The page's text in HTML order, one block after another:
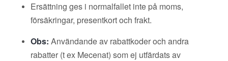
Ersättning ges i normalfallet inte på moms,
försäkringar, presentkort och frakt.
Obs: Användande av rabattkoder och andra
rabatter (t ex Mecenat) som ej utfärdats av